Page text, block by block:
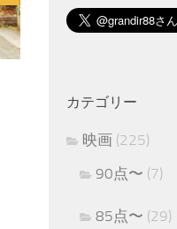
カテゴリー
映画 (225)
90点〜 (7)
85点〜 (29)